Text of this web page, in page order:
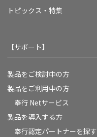
トピックス・特集
【サポート】
製品をご検討中の方
製品をご利用中の方
奉行 Netサービス
製品を導入する方
奉行認定パートナーを探す